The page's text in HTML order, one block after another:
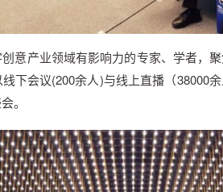
意产业领域有影响力的专家、学者，
下会议(200余人)与线上直播（38000
。